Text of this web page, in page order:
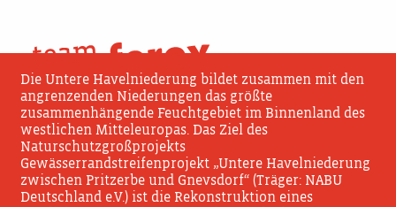
Die Untere Havelniederung bildet zusammen mit den
angrenzenden Niederungen das größte
zusammenhängende Feuchtgebiet im Binnenland des
westlichen Mitteleuropas. Das Ziel des
Naturschutzgroßprojekts
Gewässerrandstreifenprojekt „Untere Havelniederung
zwischen Pritzerbe und Gnevsdorf“ (Träger: NABU
Deutschland e.V.) ist die Rekonstruktion eines